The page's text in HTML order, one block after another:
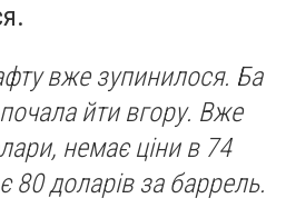
вже зупинилося. Ба
йти вгору. Вже
немає ціни в 74
80 доларів за баррель.